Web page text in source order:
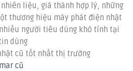
liệu, giá thành hợp lý, những
thương hiệu máy phát điện nhật
người tiêu dùng khó tính tại
dùng
cũ tốt nhất thị trường
cũ